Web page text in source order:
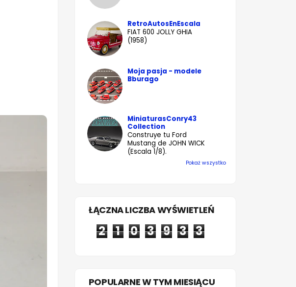
RetroAutosEnEscala
FIAT 600 JOLLY GHIA
(1958)
Moja pasja - modele
Bburago
MiniaturasConry43
Collection
Construye tu Ford
Mustang de JOHN WICK
(Escala 1/8).
Pokaż wszystko
ŁĄCZNA LICZBA WYŚWIETLEŃ
2 1 0 3 9 3 3
POPULARNE W TYM MIESIĄCU